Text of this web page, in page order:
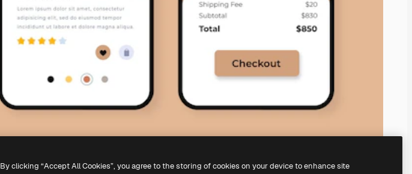
By clicking “Accept All Cookies”, you agree to the storing of cookies on your device to enhance site